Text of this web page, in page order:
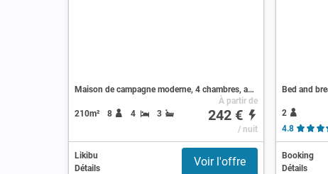
Maison de campagne moderne, 4 chambres, avec piscine
210m² 8 4 3
À partir de
242 €
/ nuit
Likibu
Détails
Voir l'offre
Bed and
2
4.8
Booking
Détails